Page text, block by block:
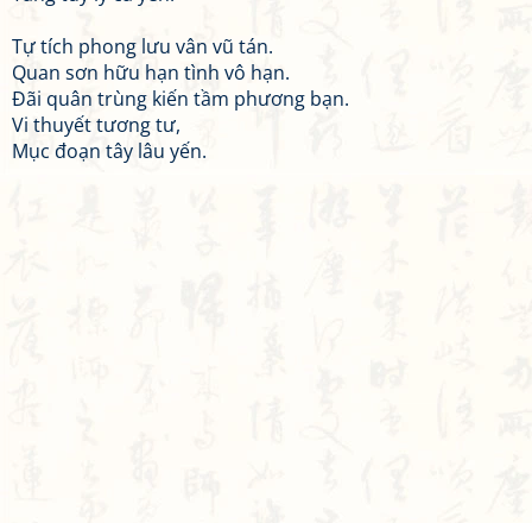
Tự tích phong lưu vân vũ tán.
Quan sơn hữu hạn tình vô hạn.
Đãi quân trùng kiến tầm phương bạn.
Vi thuyết tương tư,
Mục đoạn tây lâu yến.